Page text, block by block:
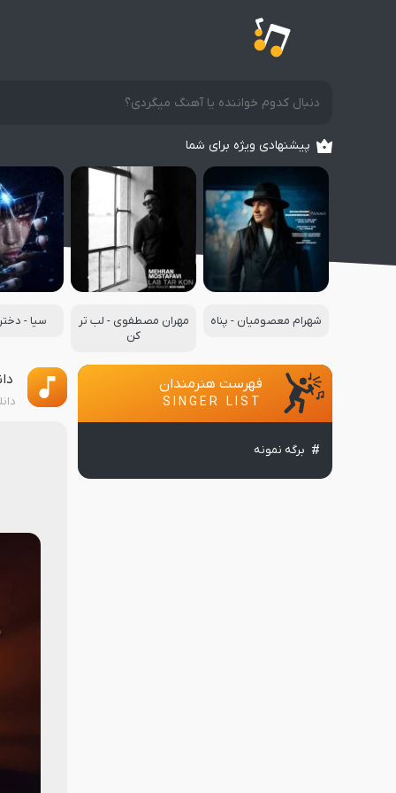
پیشنهادی ویژه برای شما
شهرام معصومیان - پناه
مهران مصطفوی - لب تر
کن
سیا -
فهرست هنرمندان
SINGER LIST
برگه نمونه